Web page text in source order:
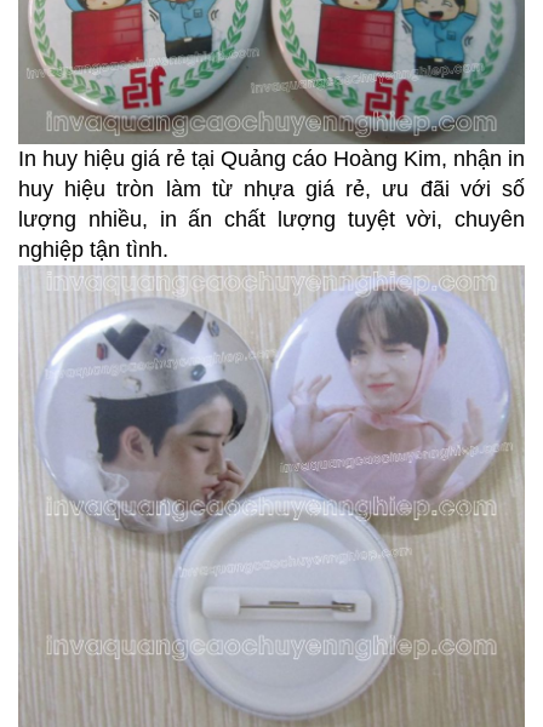
In huy hiệu giá rẻ tại Quảng cáo Hoàng Kim, nhận in
huy hiệu tròn làm từ nhựa giá rẻ, ưu đãi với số
lượng nhiều, in ấn chất lượng tuyệt vời, chuyên
nghiệp tận tình.